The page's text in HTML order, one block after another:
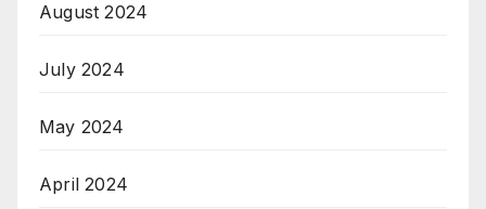
August 2024
July 2024
May 2024
April 2024